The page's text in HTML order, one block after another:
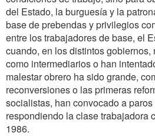
del Estado, la burguesía y la
base de prebendas y privilegios
entre los trabajadores de base, el
cuando, en los distintos
como intermediarios o han
malestar obrero ha sido grande,
reconversiones o las primeras
socialistas, han convocado a
respondiendo la clase trabajadora
1986.